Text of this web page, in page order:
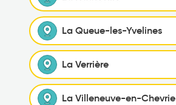
La Queue-les-Yvelines
La Verrière
La Villeneuve-en-Chevrie